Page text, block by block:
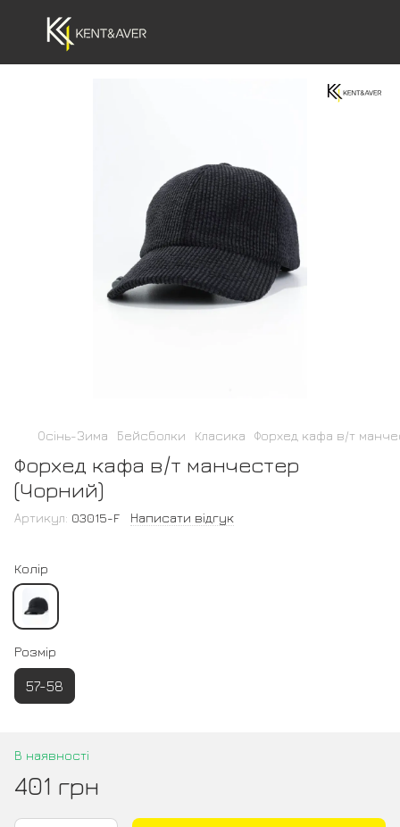
Осінь-Зима Бейсболки Класика Форхед кафа в/т
Форхед кафа в/т манчестер
(Чорний)
Артикул: 03015-F Написати відгук
Колір
Розмір
57-58
В наявності
401 грн